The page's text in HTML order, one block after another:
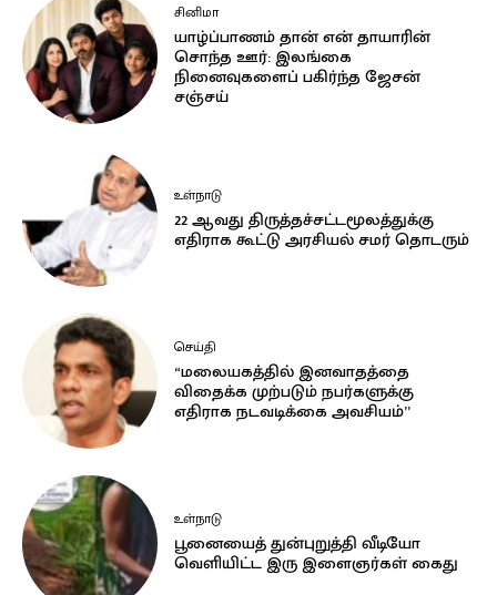
சினிமா
யாழ்ப்பாணம் தான் என் தாயாரின்
சொந்த ஊர்: இலங்கை
நினைவுகளைப் பகிர்ந்த ஜேசன்
சஞ்சய்
உள்நாடு
22 ஆவது திருத்தச்சட்டமூலத்துக்கு
எதிராக கூட்டு அரசியல் சமர் தொடரும்
செய்தி
“மலையகத்தில் இனவாதத்தை
விதைக்க முற்படும் நபர்களுக்கு
எதிராக நடவடிக்கை அவசியம்”
உள்நாடு
பூனையைத் துன்புறுத்தி வீடியோ
வெளியிட்ட இரு இளைஞர்கள் கைது